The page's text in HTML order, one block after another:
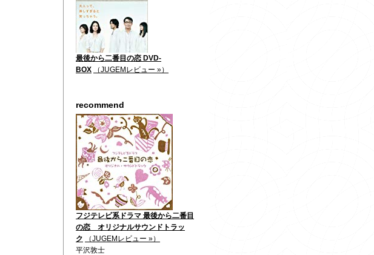
最後から二番目の恋 DVD-
BOX
（JUGEMレビュー »）
recommend
フジテレビ系ドラマ 最後から二番目
の恋 オリジナルサウンドトラッ
ク
（JUGEMレビュー »）
平沢敦士